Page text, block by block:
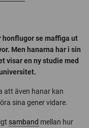
honflugor se maffiga ut
Men hanarna har i sin
visar en ny studie med
att även hanar kan
sina gener vidare.
samband mellan hur